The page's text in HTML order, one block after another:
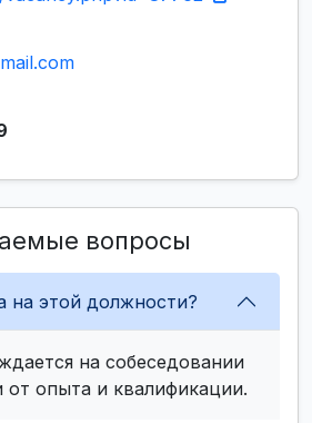
вопросы
на этой должности?
на собеседовании
от опыта и квалификации.